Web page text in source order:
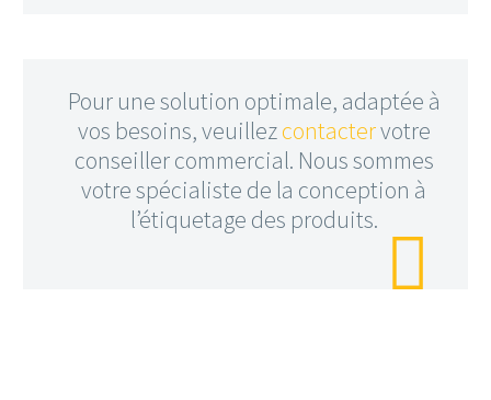
Pour une solution optimale, adaptée à
vos besoins, veuillezcontactervotre
conseiller commercial. Nous sommes
votre spécialiste de la conception à
l’étiquetage des produits.
